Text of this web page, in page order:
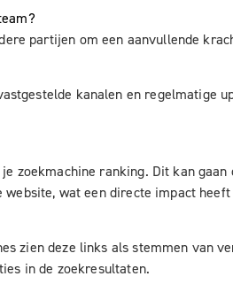
partijen om een aanvullende
kanalen en regelmatige
zoekmachine ranking. Dit kan
wat een directe impact
zien deze links als stemmen
in de zoekresultaten.